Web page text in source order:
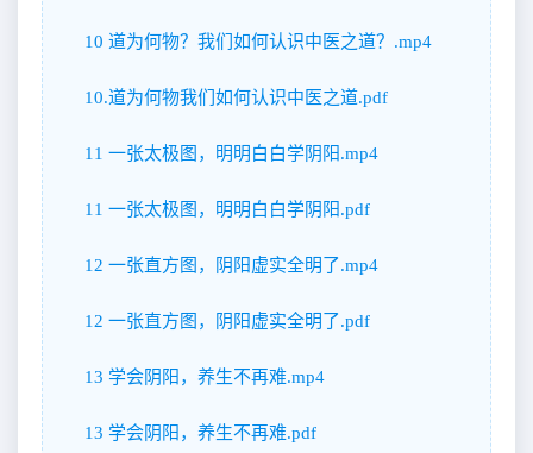
10 道为何物？我们如何认识中医之道？.mp4
10.道为何物我们如何认识中医之道.pdf
11 一张太极图，明明白白学阴阳.mp4
11 一张太极图，明明白白学阴阳.pdf
12 一张直方图，阴阳虚实全明了.mp4
12 一张直方图，阴阳虚实全明了.pdf
13 学会阴阳，养生不再难.mp4
13 学会阴阳，养生不再难.pdf